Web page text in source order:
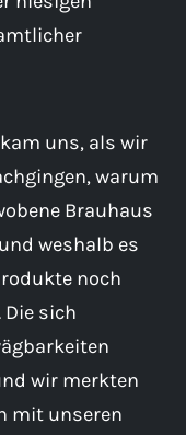
uns, als wir
warum
Brauhaus
weshalb es
noch
sich
wir merkten
mit unseren